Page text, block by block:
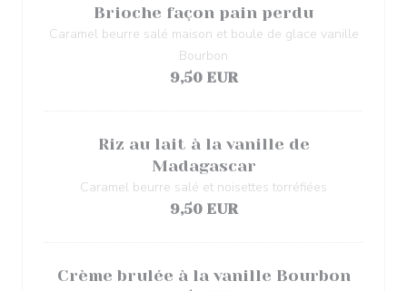
Brioche façon pain perdu
Caramel beurre salé maison et boule de glace vanille
Bourbon
9,50 EUR
Riz au lait à la vanille de
Madagascar
Caramel beurre salé et noisettes torréfiées
9,50 EUR
Crème brulée à la vanille Bourbon